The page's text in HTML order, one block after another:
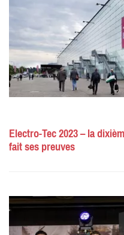
Electro-Tec 2023 – la
fait ses preuves